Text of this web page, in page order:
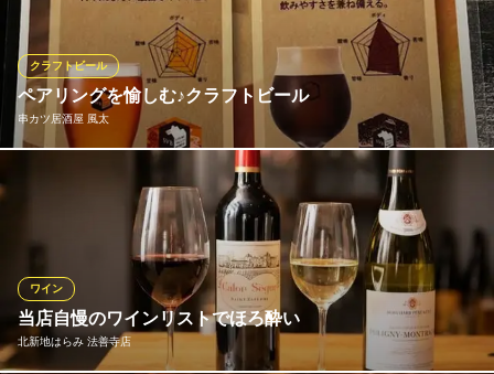
えておりますので、新しいテイストを楽しんで頂けます。 アルコ
ールが苦手な方にも楽しんで頂けるよう、各種100%果汁ジュー
ス、宇治抹茶、コーヒー、ジンジャーエールもご用意しておりま
す。
ガース：ミュージック ライブ＆バー
大阪メトロ御堂筋線なんば駅 徒歩5分
大阪府大阪市中央区宗右衛門町7-11 六甲道頓堀プラザビルB1F
ペアリングを愉しむ♪クラフトビール
串カツ居酒屋 風太
クラフトビール
当店では「スプリングバレーブルワリー」よりフラッグシップビ
ール『469』と、濃色ビール『Afterdark』を定番で取り扱い中で
す。『469』は、1から31までの数を全部足すと469になることか
ら、ひと月飲んでも飽きないビール。『Afterdark』は、ラテのよ
うな香りと、ふくよかな飲み口。料理とのペアリングをお愉しみ
ください♪
串カツ居酒屋 風太
当店自慢のワインリストでほろ酔い
北新地はらみ 法善寺店
ワイン